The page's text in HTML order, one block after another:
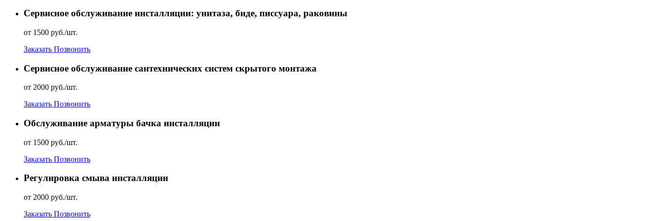
Сервисное обслуживание инсталляции: унитаза, биде, писсуара, раковины
от 1500 руб./шт.
Заказать Позвонить
Сервисное обслуживание сантехнических систем скрытого монтажа
от 2000 руб./шт.
Заказать Позвонить
Обслуживание арматуры бачка инсталляции
от 1500 руб./шт.
Заказать Позвонить
Регулировка смыва инсталляции
от 2000 руб./шт.
Заказать Позвонить